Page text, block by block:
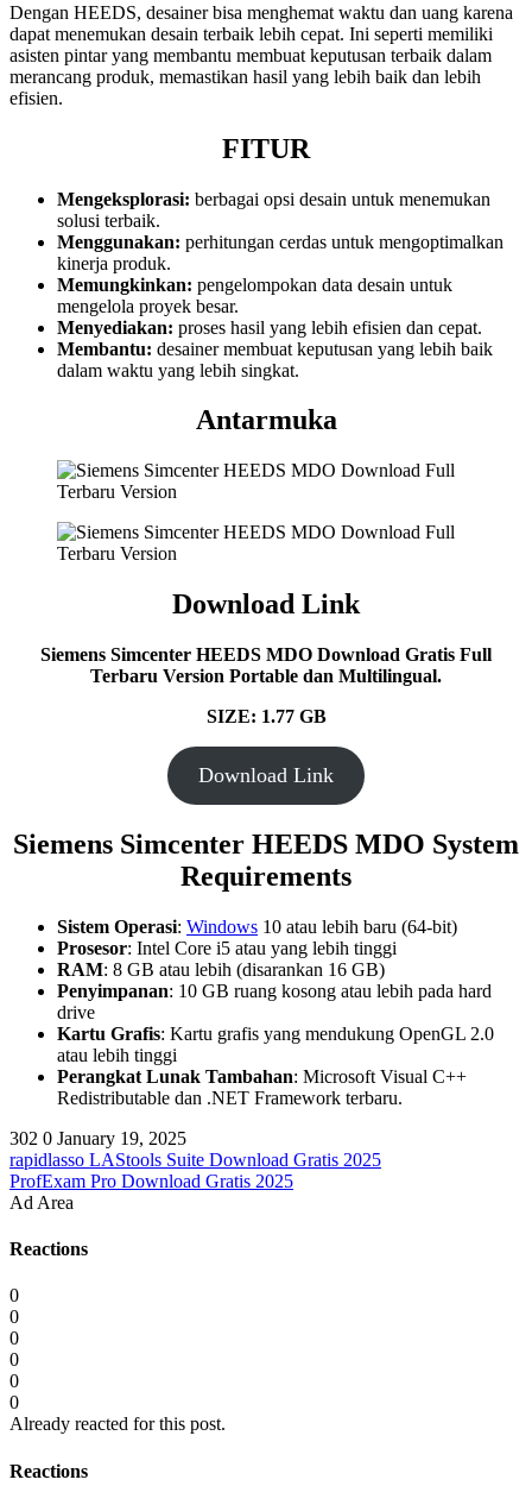
Dengan HEEDS, desainer bisa menghemat waktu dan uang karena
dapat menemukan desain terbaik lebih cepat. Ini seperti memiliki
asisten pintar yang membantu membuat keputusan terbaik dalam
merancang produk, memastikan hasil yang lebih baik dan lebih
efisien.
FITUR
Mengeksplorasi: berbagai opsi desain untuk menemukan
solusi terbaik.
Menggunakan: perhitungan cerdas untuk mengoptimalkan
kinerja produk.
Memungkinkan: pengelompokan data desain untuk
mengelola proyek besar.
Menyediakan: proses hasil yang lebih efisien dan cepat.
Membantu: desainer membuat keputusan yang lebih baik
dalam waktu yang lebih singkat.
Antarmuka
Download Link
Siemens Simcenter HEEDS MDO Download Gratis Full
Terbaru Version Portable dan Multilingual.
SIZE: 1.77 GB
Download Link
Siemens Simcenter HEEDS MDO System
Requirements
Sistem Operasi: Windows 10 atau lebih baru (64-bit)
Prosesor: Intel Core i5 atau yang lebih tinggi
RAM: 8 GB atau lebih (disarankan 16 GB)
Penyimpanan: 10 GB ruang kosong atau lebih pada hard
drive
Kartu Grafis: Kartu grafis yang mendukung OpenGL 2.0
atau lebih tinggi
Perangkat Lunak Tambahan: Microsoft Visual C++
Redistributable dan .NET Framework terbaru.
302 0 January 19, 2025
rapidlasso LAStools Suite Download Gratis 2025
ProfExam Pro Download Gratis 2025
Ad Area
Reactions
0
0
0
0
0
0
Already reacted for this post.
Reactions